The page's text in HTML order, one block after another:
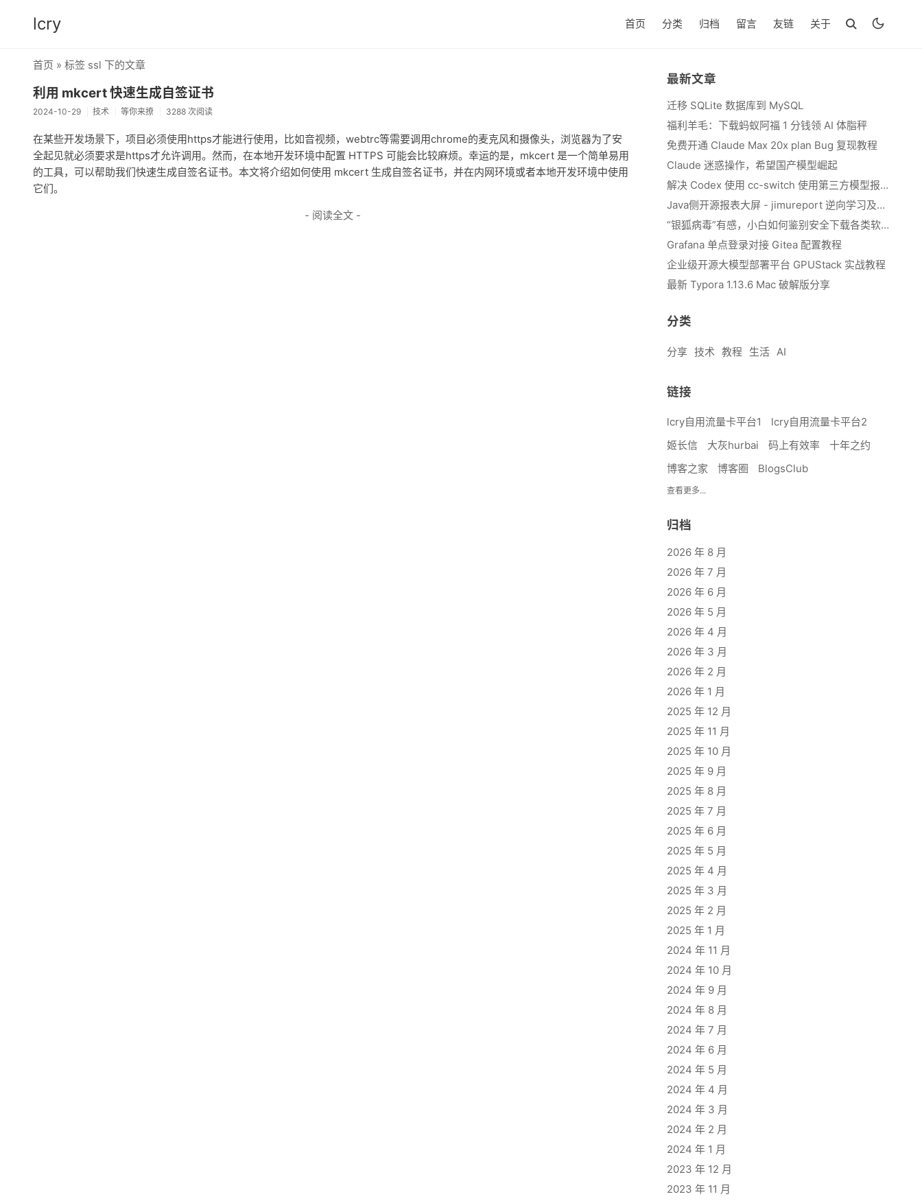
lcry 首页 分类 归档 留言 友链 关于
首页 » 标签 ssl 下的文章
利用 mkcert 快速生成自签证书
2024-10-29 技术 等你来撩 3288 次阅读
在某些开发场景下，项目必须使用https才能进行使用，比如音视频，webtrc等需要调用chrome的麦克风和摄像头，浏览器为了安
全起见就必须要求是https才允许调用。然而，在本地开发环境中配置 HTTPS 可能会比较麻烦。幸运的是，mkcert 是一个简单易用
的工具，可以帮助我们快速生成自签名证书。本文将介绍如何使用 mkcert 生成自签名证书，并在内网环境或者本地开发环境中使用
它们。
- 阅读全文 -
最新文章
迁移 SQLite 数据库到 MySQL
福利羊毛：下载蚂蚁阿福 1 分钱领 AI 体脂秤
免费开通 Claude Max 20x plan Bug 复现教程
Claude 迷惑操作，希望国产模型崛起
解决 Codex 使用 cc-switch 使用第三方模型报错 We&#039;re currently experiencing high demand, which may cause temporary errors.
Java侧开源报表大屏 - jimureport 逆向学习及二开思路
“银狐病毒”有感，小白如何鉴别安全下载各类软件
Grafana 单点登录对接 Gitea 配置教程
企业级开源大模型部署平台 GPUStack 实战教程
最新 Typora 1.13.6 Mac 破解版分享
分类
分享 技术 教程 生活 AI
链接
lcry自用流量卡平台1
lcry自用流量卡平台2
姬长信
大灰hurbai 码上有效率
十年之约
博客之家
博客圈 BlogsClub
查看更多...
归档
2026 年 8 月
2026 年 7 月
2026 年 6 月
2026 年 5 月
2026 年 4 月
2026 年 3 月
2026 年 2 月
2026 年 1 月
2025 年 12 月
2025 年 11 月
2025 年 10 月
2025 年 9 月
2025 年 8 月
2025 年 7 月
2025 年 6 月
2025 年 5 月
2025 年 4 月
2025 年 3 月
2025 年 2 月
2025 年 1 月
2024 年 11 月
2024 年 10 月
2024 年 9 月
2024 年 8 月
2024 年 7 月
2024 年 6 月
2024 年 5 月
2024 年 4 月
2024 年 3 月
2024 年 2 月
2024 年 1 月
2023 年 12 月
2023 年 11 月